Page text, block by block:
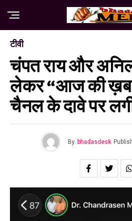
टीवी
चंपत राय और
लेकर “आज की
चैनल के दावे पर
By bhadasdesk